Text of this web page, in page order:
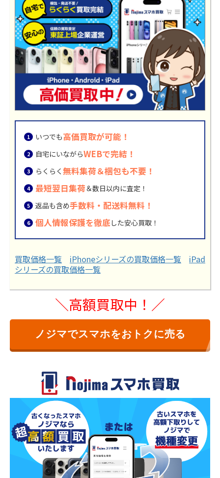
いつでも高価買取が可能！
自宅にいながらWEBで完結！
らくらく 無料集荷＆梱包も不要！
最短翌日集荷 ＆数日以内に査定！
返品も含め手数料・配送料無料！
個人情報保護を徹底 した安心買取！
買取価格一覧 iPhoneシリーズの買取価格一覧
iPad
シリーズの買取価格一覧
＼高額買取中！／
ノジマでスマホをおトクに売る